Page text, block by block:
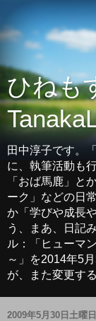
ひねも
田中淳子です。
に、執筆活動も
「おば馬鹿」と
ーク」などの日
か「学びや成長
う、まあ、日記
ル：「ヒューマ
～」を2014年5
が、また変更す
2009年5月30日土曜日